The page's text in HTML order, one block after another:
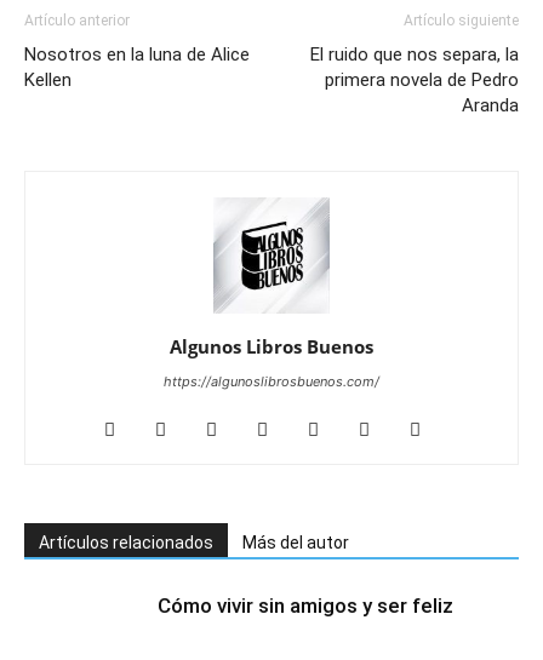
Artículo anterior
Nosotros en la luna de Alice
Kellen
Artículo siguiente
El ruido que nos separa, la
primera novela de Pedro
Aranda
Algunos Libros Buenos
https://algunoslibrosbuenos.com/
Artículos relacionados Más del autor
Cómo vivir sin amigos y ser feliz